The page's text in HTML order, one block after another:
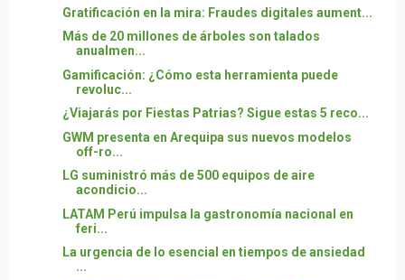
Gratificación en la mira: Fraudes digitales aument...
Más de 20 millones de árboles son talados
anualmen...
Gamificación: ¿Cómo esta herramienta puede
revoluc...
¿Viajarás por Fiestas Patrias? Sigue estas 5 reco...
GWM presenta en Arequipa sus nuevos modelos
off-ro...
LG suministró más de 500 equipos de aire
acondicio...
LATAM Perú impulsa la gastronomía nacional en
feri...
La urgencia de lo esencial en tiempos de ansiedad
...